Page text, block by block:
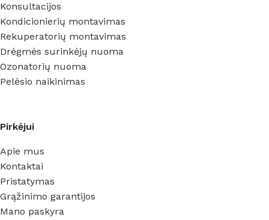
Konsultacijos
Kondicionierių montavimas
Rekuperatorių montavimas
Drėgmės surinkėjų nuoma
Ozonatorių nuoma
Pelėsio naikinimas
Pirkėjui
Apie mus
Kontaktai
Pristatymas
Grąžinimo garantijos
Mano paskyra